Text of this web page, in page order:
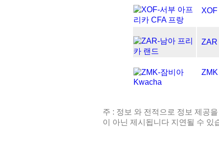
XOF
ZAR
ZMK
주 : 정보 와 전적으로 정보 제공
이 아닌 제시됩니다 지연될 수 있